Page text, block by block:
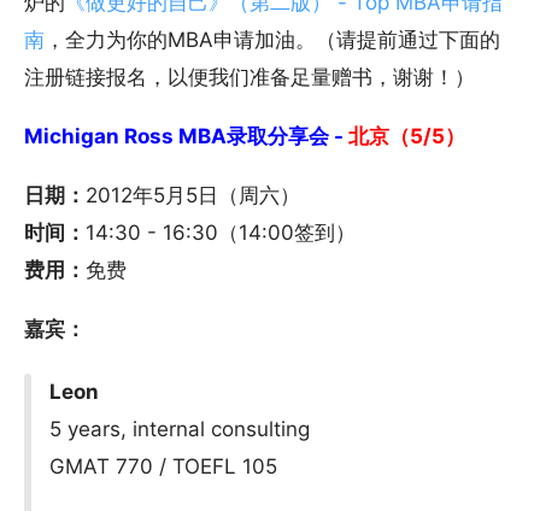
南 ，全力为你的MBA申请加油。（请提前通过下面的
注册链接报名，以便我们准备足量赠书，谢谢！）
Michigan Ross MBA录取分享会 - 北京（5/5）
日期： 2012年5月5日（周六）
时间： 14:30 - 16:30（14:00签到）
费用： 免费
嘉宾：
Leon
5 years, internal consulting
GMAT 770 / TOEFL 105